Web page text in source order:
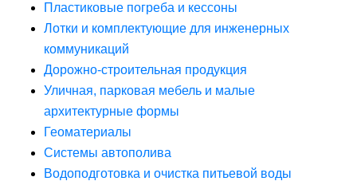
Пластиковые погреба и кессоны
Лотки и комплектующие для инженерных
коммуникаций
Дорожно-строительная продукция
Уличная, парковая мебель и малые
архитектурные формы
Геоматериалы
Системы автополива
Водоподготовка и очистка питьевой воды